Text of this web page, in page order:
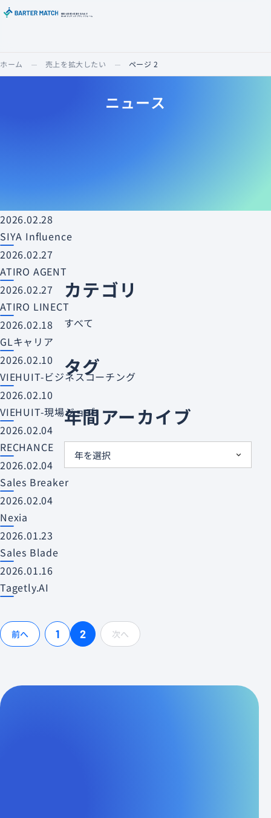
確実な実績と成果を生み出す
BtoBマッチングプラットフォーム
ホーム 売上を拡大したい ページ 2
ニュース
2026.02.28
SIYA Influence
2026.02.27
ATIRO AGENT
2026.02.27
ATIRO LINECT
2026.02.18
GLキャリア
2026.02.10
VIEHUIT-ビジネスコーチング
2026.02.10
VIEHUIT-現場ジョブ
2026.02.04
RECHANCE
2026.02.04
Sales Breaker
2026.02.04
Nexia
2026.01.23
Sales Blade
2026.01.16
Tagetly.AI
前へ 1 2 次へ
カテゴリ
すべて
タグ
年間アーカイブ